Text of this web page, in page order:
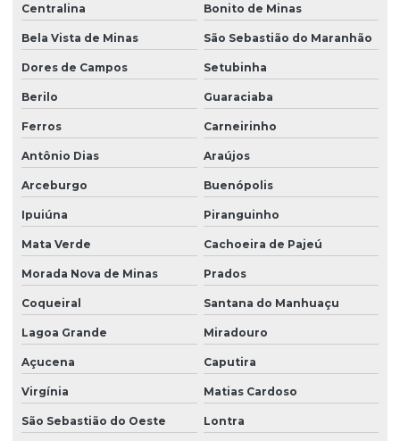
Centralina Bonito de Minas
Bela Vista de Minas São Sebastião do Maranhão
Dores de Campos Setubinha
Berilo Guaraciaba
Ferros Carneirinho
Antônio Dias Araújos
Arceburgo Buenópolis
Ipuiúna Piranguinho
Mata Verde Cachoeira de Pajeú
Morada Nova de Minas Prados
Coqueiral Santana do Manhuaçu
Lagoa Grande Miradouro
Açucena Caputira
Virgínia Matias Cardoso
São Sebastião do Oeste Lontra